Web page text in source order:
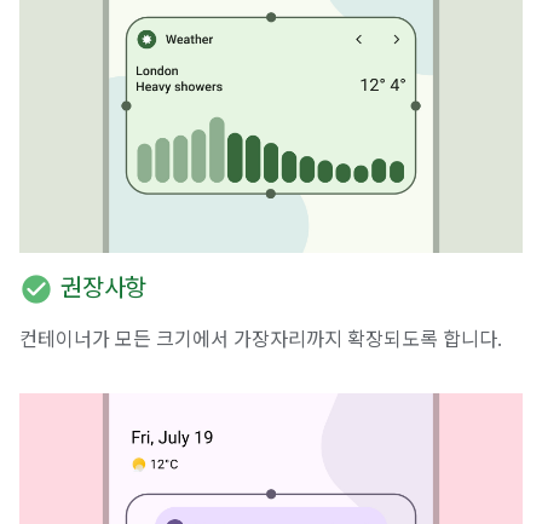
check_circle 권장사항
컨테이너가 모든 크기에서 가장자리까지 확장되도록 합니다.